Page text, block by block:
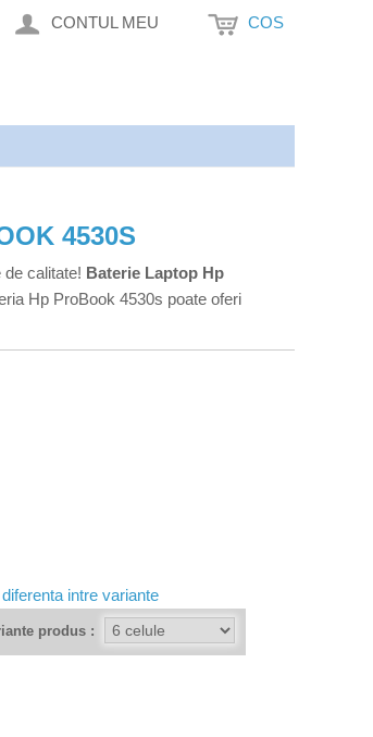
CONTUL MEU COS
4530S
calitate! Baterie Laptop Hp
Hp ProBook 4530s poate oferi
intre variante
produs :